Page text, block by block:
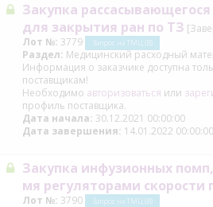
Закупка
для закрытия ран по ТЗ
Лот №: 3779 Запрос на ТМЦ (В)
Раздел: Медицинский расходный
Информация о заказчике доступна
поставщикам!
Необходимо авторизоваться или
профиль поставщика.
Дата начала: 30.12.2021 00:00:00
Дата завершения: 14.01.2022 00:00:00
Закупка инфузионных
мя регуляторами скорости
Лот №: 3790 Запрос на ТМЦ (В)